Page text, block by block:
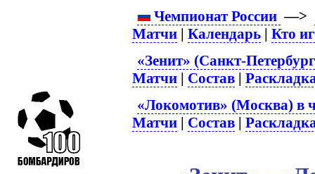
Чемпионат России —>
Матчи |Календарь |Кто
«Зенит» (Санкт-
Матчи | Состав |
«Локомотив» (Москва) в
Матчи | Состав |